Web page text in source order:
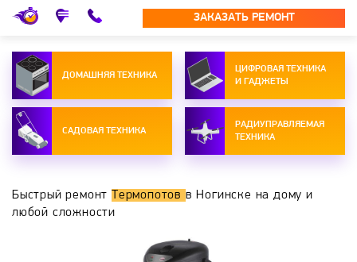
ЗАКАЗАТЬ РЕМОНТ
ДОМАШНЯЯ ТЕХНИКА
ЦИФРОВАЯ ТЕХНИКА
И ГАДЖЕТЫ
САДОВАЯ ТЕХНИКА
РАДИУПРАВЛЯЕМАЯ
ТЕХНИКА
Быстрый ремонт Термопотов в Ногинске на дому и
любой сложности